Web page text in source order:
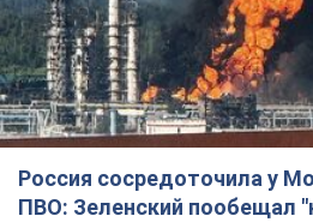
Россия сосредоточила у
ПВО: Зеленский пообещал